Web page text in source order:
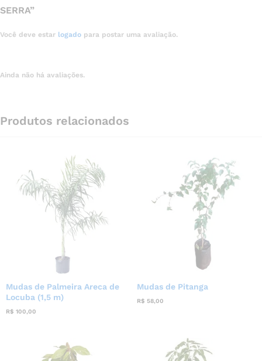
SERRA”
Você deve estar logado para postar uma avaliação.
Ainda não há avaliações.
Produtos relacionados
Mudas de Palmeira Areca de
Locuba (1,5 m)
R$ 100,00
Mudas de Pitanga
R$ 58,00